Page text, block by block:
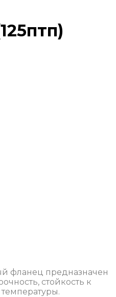
фланец предназначен
стойкость к